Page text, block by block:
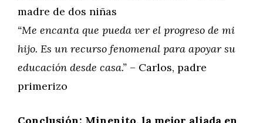
madre de dos niñas
“Me encanta que pueda ver el progreso de mi
hijo. Es un recurso fenomenal para apoyar su
educación desde casa.” – Carlos, padre
primerizo